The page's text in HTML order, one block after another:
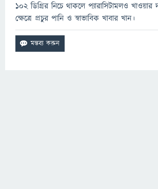
১০২ ডিগ্রির নিচে থাকলে প্যারাসিটামলও
ক্ষেত্রে প্রচুর পানি ও স্বাভাবিক খাবার খান।